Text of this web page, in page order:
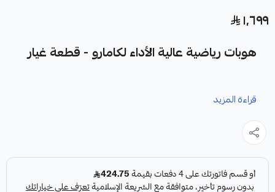
١٬٦٩٩
هوبات رياضية عالية الأداء لكامارو - قطعة غيار
خصيصًا لتعزيز أداء نظام الفرامل في سيارتك الكامارو.
المواصفات والمميزات:
قراءة المزيد